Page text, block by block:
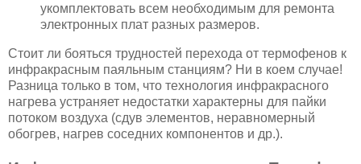
укомплектовать всем необходимым для ремонта
электронных плат разных размеров.
Стоит ли бояться трудностей перехода от термофенов к
инфракрасным паяльным станциям? Ни в коем случае!
Разница только в том, что технология инфракрасного
нагрева устраняет недостатки характерны для пайки
потоком воздуха (сдув элементов, неравномерный
обогрев, нагрев соседних компонентов и др.).